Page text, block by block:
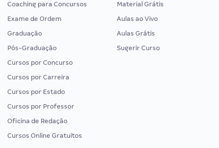
Coaching para Concursos
Exame de Ordem
Graduação
Pós-Graduação
Cursos por Concurso
Cursos por Carreira
Cursos por Estado
Cursos por Professor
Oficina de Redação
Cursos Online Gratuitos
Material Grátis
Aulas ao Vivo
Aulas Grátis
Sugerir Curso